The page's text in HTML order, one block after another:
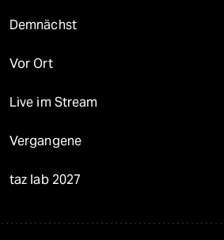
Demnächst
Vor Ort
Live im Stream
Vergangene
taz lab 2027